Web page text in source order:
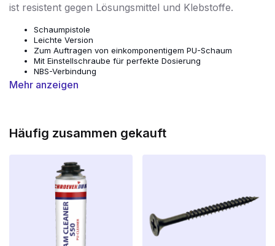
ist resistent gegen Lösungsmittel und Klebstoffe.
Schaumpistole
Leichte Version
Zum Auftragen von einkomponentigem PU-Schaum
Mit Einstellschraube für perfekte Dosierung
NBS-Verbindung
Metall-PU-Pistole / Dosierpistole mit NBS-Anschluss
Mehr anzeigen
Häufig zusammen gekauft